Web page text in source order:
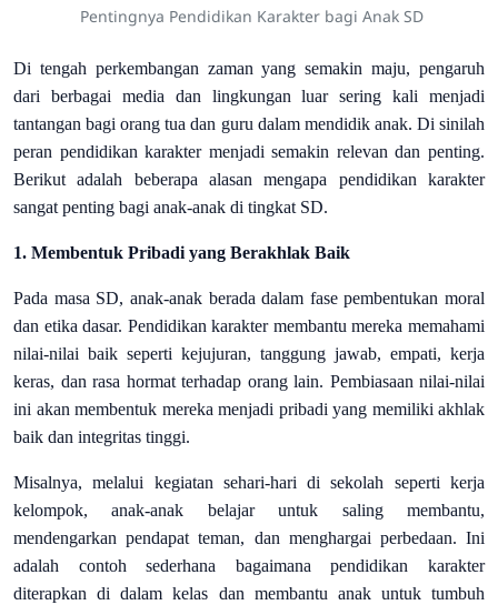
Pentingnya Pendidikan Karakter bagi Anak SD
Di tengah perkembangan zaman yang semakin maju, pengaruh
dari berbagai media dan lingkungan luar sering kali menjadi
tantangan bagi orang tua dan guru dalam mendidik anak. Di sinilah
peran pendidikan karakter menjadi semakin relevan dan penting.
Berikut adalah beberapa alasan mengapa pendidikan karakter
sangat penting bagi anak-anak di tingkat SD.
1. Membentuk Pribadi yang Berakhlak Baik
Pada masa SD, anak-anak berada dalam fase pembentukan moral
dan etika dasar. Pendidikan karakter membantu mereka memahami
nilai-nilai baik seperti kejujuran, tanggung jawab, empati, kerja
keras, dan rasa hormat terhadap orang lain. Pembiasaan nilai-nilai
ini akan membentuk mereka menjadi pribadi yang memiliki akhlak
baik dan integritas tinggi.
Misalnya, melalui kegiatan sehari-hari di sekolah seperti kerja
kelompok, anak-anak belajar untuk saling membantu,
mendengarkan pendapat teman, dan menghargai perbedaan. Ini
adalah contoh sederhana bagaimana pendidikan karakter
diterapkan di dalam kelas dan membantu anak untuk tumbuh